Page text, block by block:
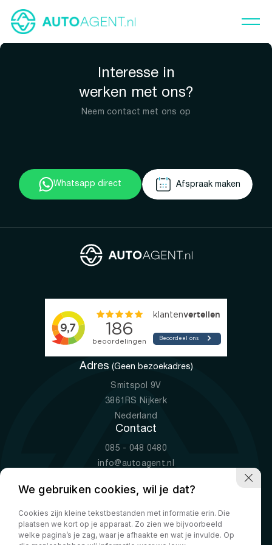
Interesse in
werken met ons?
Neem contact met ons op
Whatsapp direct Afspraak maken
Adres (Geen bezoekadres)
Smitspol 9V
3861RS Nijkerk
Nederland
Contact
085 - 048 0480
info@autoagent.nl
Openingstijden
Ma-Vr
09:00 - 19:00
Za
10:00 - 17:00
We gebruiken cookies, wil je dat?
Cookies zijn kleine tekstbestanden met informatie erin. Die
plaatsen we kort op je apparaat. Zo zien we bijvoorbeeld
welke pagina’s je zag, waar je afhaakte en wat je invulde. Op